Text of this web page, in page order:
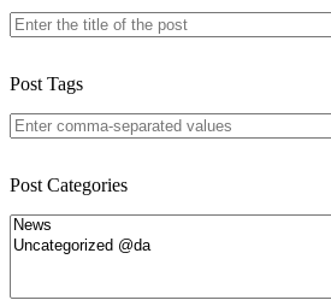
Post Tags
Post Categories